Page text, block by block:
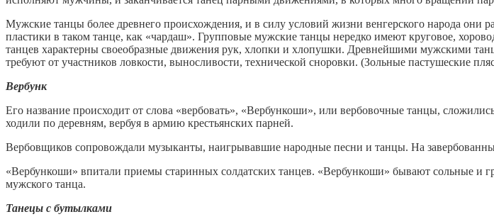
Мужские танцы более древнего происхождения, и в силу условий жизни венгерского народа они
пластики в таком танце, как «чардаш». Групповые мужские танцы нередко имеют круговое,
танцев характерны своеобразные движения рук, хлопки и хлопушки. Древнейшими мужскими
требуют от участников ловкости, выносливости, технической сноровки. (Зольные пастушеские
Вербунк
Его название происходит от слова «вербовать», «Вербункоши», или вербовочные танцы,
ходили по деревням, вербуя в армию крестьянских парней.
Вербовщиков сопровождали музыканты, наигрывавшие народные песни и танцы. На
«Вербункоши» впитали приемы старинных солдатских танцев. «Вербункоши» бывают сольные и
мужского танца.
Танецы с бутылками